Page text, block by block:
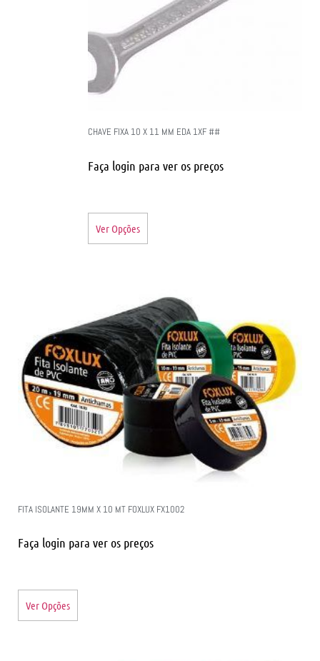
CHAVE FIXA 10 X 11 MM EDA 1XF ##
Faça login para ver os preços
Ver Opções
FITA ISOLANTE 19MM X 10 MT FOXLUX FX1002
Faça login para ver os preços
Ver Opções